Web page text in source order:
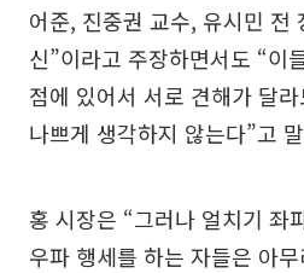
어준, 진중권 교수, 유시민 전
신”이라고 주장하면서도 “이
점에 있어서 서로 견해가 달
나쁘게 생각하지 않는다”고
홍 시장은 “그러나 얼치기 좌
우파 행세를 하는 자들은 아